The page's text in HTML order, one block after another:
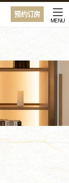
预约订房
MENU